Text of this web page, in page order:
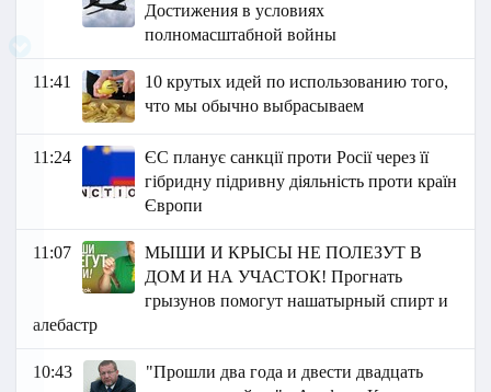
Достижения в условиях
полномасштабной войны
11:41
10 крутых идей по использованию того,
что мы обычно выбрасываем
11:24
ЄС планує санкції проти Росії через її
гібридну підривну діяльність проти країн
Європи
11:07
МЫШИ И КРЫСЫ НЕ ПОЛЕЗУТ В
ДОМ И НА УЧАСТОК! Прогнать
грызунов помогут нашатырный спирт и
алебастр
10:43
"Прошли два года и двести двадцать